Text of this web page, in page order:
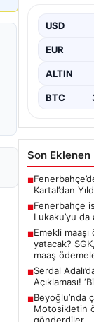
USD
EUR
ALTIN
BTC
Son
■
Kartal’dan
■Fenerbahçe
Lukaku’yu da
■Emekli
yatacak?
maaş
■Serdal
Açıklaması!
■Beyoğlu’nda
Motosikletin